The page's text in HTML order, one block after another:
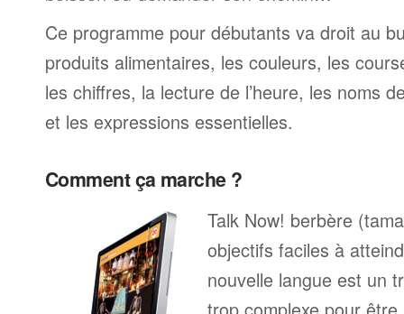
Ce programme pour débutants va droit au
produits alimentaires, les couleurs, les
les chiffres, la lecture de l’heure, les noms
et les expressions essentielles.
Comment ça marche ?
Talk Now! berbère
objectifs faciles à
nouvelle langue est un